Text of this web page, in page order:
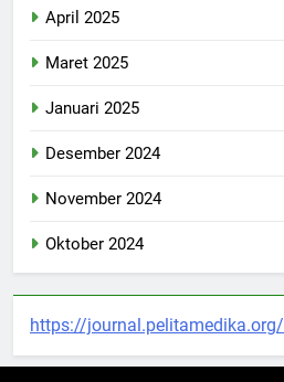
April 2025
Maret 2025
Januari 2025
Desember 2024
November 2024
Oktober 2024
https://journal.pelitamedika.org/